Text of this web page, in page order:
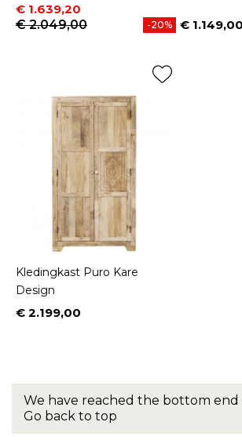
Prijs
€ 1.639,20
Normale prijs
€ 2.049,00
-20% Prijs
€ 1.149,00
Kledingkast Puro Kare
Design
Prijs
€ 2.199,00
We have reached the bottom end
Go back to top